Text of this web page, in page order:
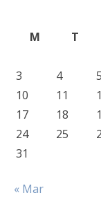
M
T
3
4 5
10
11
17
18
24
25
31
« Mar